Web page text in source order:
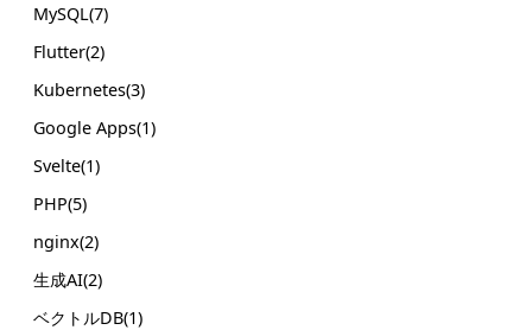
MySQL(7)
Flutter(2)
Kubernetes(3)
Google Apps(1)
Svelte(1)
PHP(5)
nginx(2)
生成AI(2)
ベクトルDB(1)